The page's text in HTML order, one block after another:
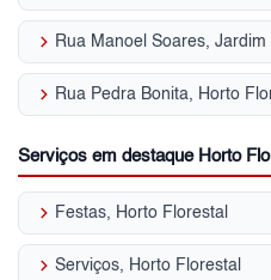
keyboard_arrow_right Rua Manoel Soares, Jardim
keyboard_arrow_right Rua Pedra Bonita, Horto
Serviços em destaque Horto
keyboard_arrow_right Festas, Horto Florestal
keyboard_arrow_right Serviços, Horto Florestal